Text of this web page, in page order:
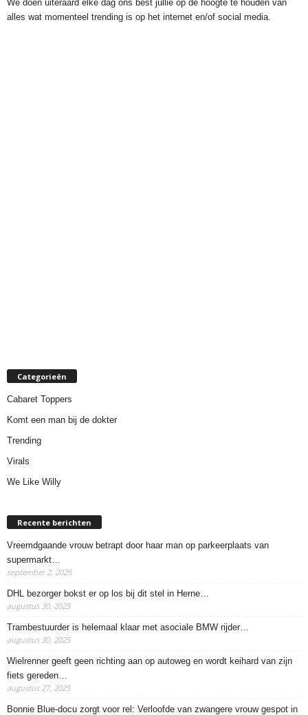
We doen uiteraard elke dag ons best jullie op de hoogte te houden van
alles wat momenteel trending is op het internet en/of social media.
Categorieën
Cabaret Toppers
Komt een man bij de dokter
Trending
Virals
We Like Willy
Recente berichten
Vreemdgaande vrouw betrapt door haar man op parkeerplaats van
supermarkt…
september 2, 2025
DHL bezorger bokst er op los bij dit stel in Herne…
augustus 30, 2025
Trambestuurder is helemaal klaar met asociale BMW rijder…
augustus 30, 2025
Wielrenner geeft geen richting aan op autoweg en wordt keihard van zijn
fiets gereden…
augustus 27, 2025
Bonnie Blue-docu zorgt voor rel: Verloofde van zwangere vrouw gespot in